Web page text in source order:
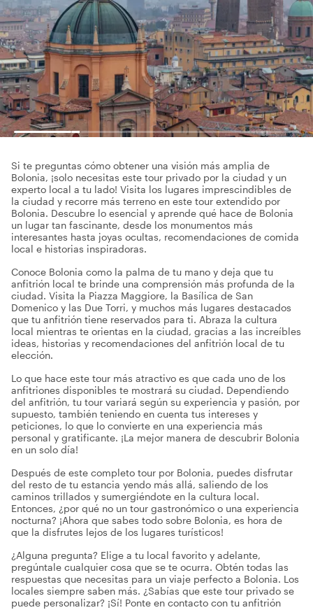
Si te preguntas cómo obtener una visión más amplia de
Bolonia, ¡solo necesitas este tour privado por la ciudad y un
experto local a tu lado! Visita los lugares imprescindibles de
la ciudad y recorre más terreno en este tour extendido por
Bolonia. Descubre lo esencial y aprende qué hace de Bolonia
un lugar tan fascinante, desde los monumentos más
interesantes hasta joyas ocultas, recomendaciones de comida
local e historias inspiradoras.
Conoce Bolonia como la palma de tu mano y deja que tu
anfitrión local te brinde una comprensión más profunda de la
ciudad. Visita la Piazza Maggiore, la Basílica de San
Domenico y las Due Torri, y muchos más lugares destacados
que tu anfitrión tiene reservados para ti. Abraza la cultura
local mientras te orientas en la ciudad, gracias a las increíbles
ideas, historias y recomendaciones del anfitrión local de tu
elección.
Lo que hace este tour más atractivo es que cada uno de los
anfitriones disponibles te mostrará su ciudad. Dependiendo
del anfitrión, tu tour variará según su experiencia y pasión, por
supuesto, también teniendo en cuenta tus intereses y
peticiones, lo que lo convierte en una experiencia más
personal y gratificante. ¡La mejor manera de descubrir Bolonia
en un solo día!
Después de este completo tour por Bolonia, puedes disfrutar
del resto de tu estancia yendo más allá, saliendo de los
caminos trillados y sumergiéndote en la cultura local.
Entonces, ¿por qué no un tour gastronómico o una experiencia
nocturna? ¡Ahora que sabes todo sobre Bolonia, es hora de
que la disfrutes lejos de los lugares turísticos!
¿Alguna pregunta? Elige a tu local favorito y adelante,
pregúntale cualquier cosa que se te ocurra. Obtén todas las
respuestas que necesitas para un viaje perfecto a Bolonia. Los
locales siempre saben más. ¿Sabías que este tour privado se
puede personalizar? ¡Sí! Ponte en contacto con tu anfitrión